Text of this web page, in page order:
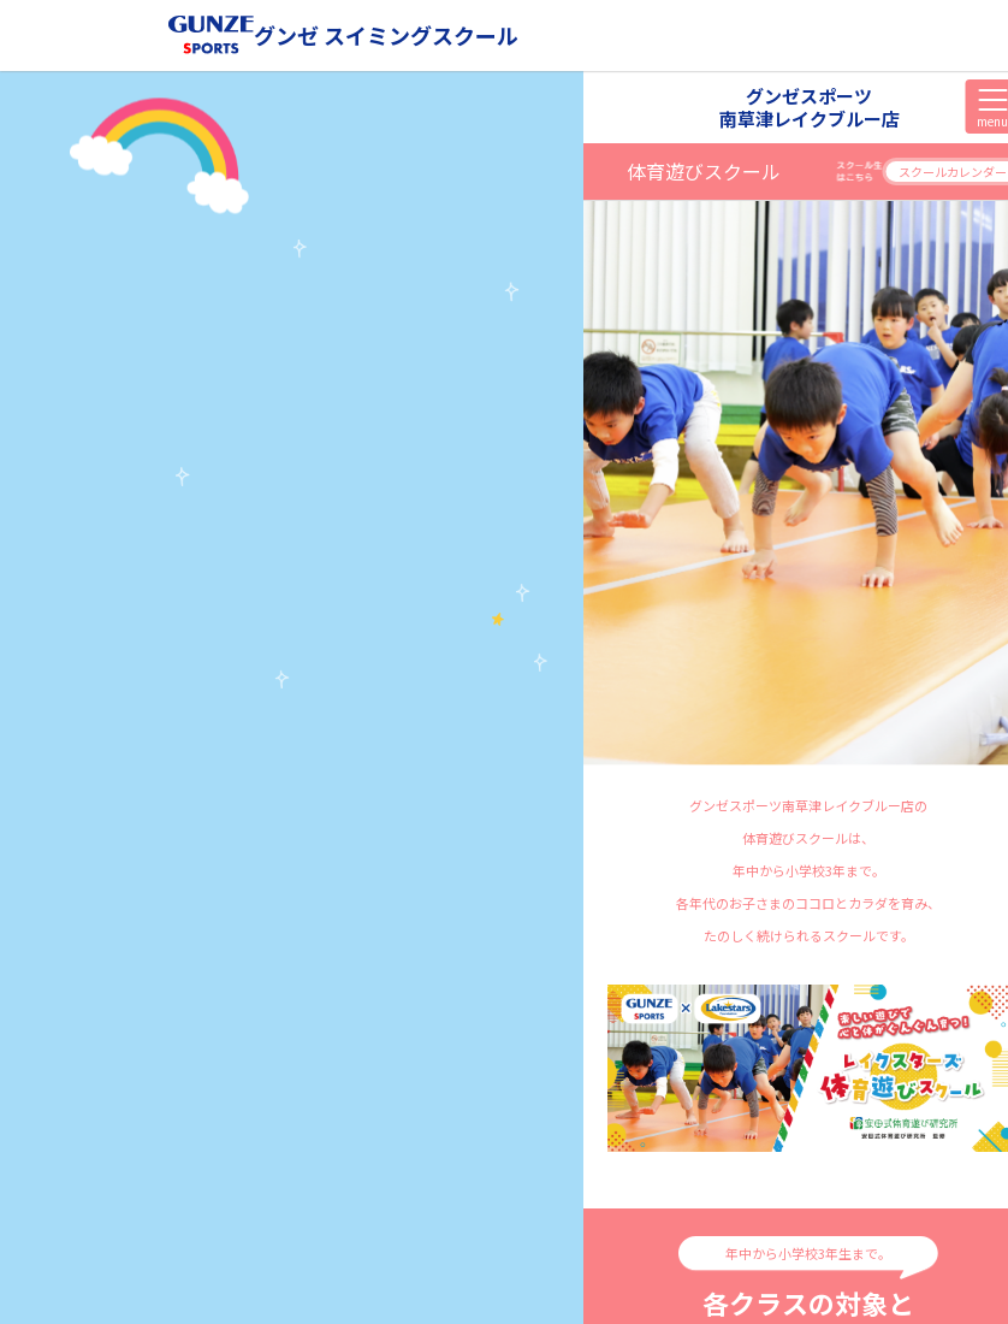
グンゼ スイミングスクール
グンゼスポーツ
南草津レイクブルー店
menu
体育遊びスクール スクールカレンダー
グンゼスポーツ南草津レイクブルー店の
体育遊びスクールは、
年中から小学校3年まで。
各年代のお子さまのココロとカラダを育み、
たのしく続けられるスクールです。
年中から小学校3年生まで。
各クラスの対象と